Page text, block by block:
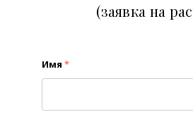
(заявка на
Имя *